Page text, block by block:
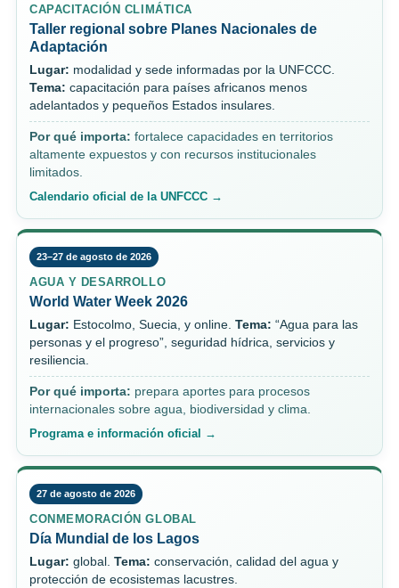
CAPACITACIÓN CLIMÁTICA
Taller regional sobre Planes Nacionales de
Adaptación
Lugar: modalidad y sede informadas por la UNFCCC.
Tema: capacitación para países africanos menos
adelantados y pequeños Estados insulares.
Por qué importa: fortalece capacidades en territorios
altamente expuestos y con recursos institucionales
limitados.
Calendario oficial de la UNFCCC →
23–27 de agosto de 2026
AGUA Y DESARROLLO
World Water Week 2026
Lugar: Estocolmo, Suecia, y online. Tema: “Agua para las
personas y el progreso”, seguridad hídrica, servicios y
resiliencia.
Por qué importa: prepara aportes para procesos
internacionales sobre agua, biodiversidad y clima.
Programa e información oficial →
27 de agosto de 2026
CONMEMORACIÓN GLOBAL
Día Mundial de los Lagos
Lugar: global. Tema: conservación, calidad del agua y
protección de ecosistemas lacustres.